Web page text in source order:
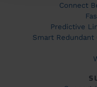
Connect
Predictive
Smart Redundant